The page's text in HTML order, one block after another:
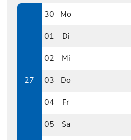
27
30
Mo
01
Di
02
Mi
03
Do
04
Fr
05
Sa